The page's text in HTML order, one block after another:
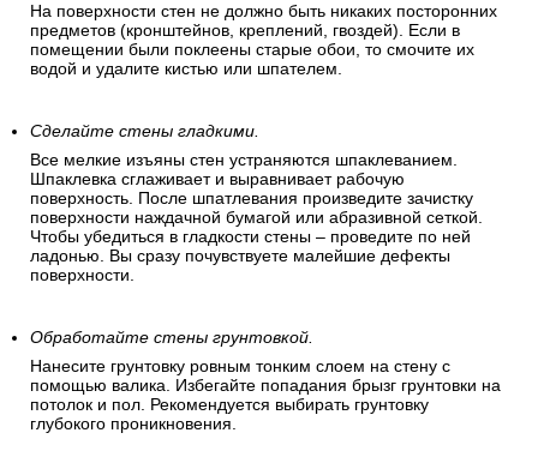
На поверхности стен не должно быть никаких посторонних
предметов (кронштейнов, креплений, гвоздей). Если в
помещении были поклеены старые обои, то смочите их
водой и удалите кистью или шпателем.
Сделайте стены гладкими.
Все мелкие изъяны стен устраняются шпаклеванием.
Шпаклевка сглаживает и выравнивает рабочую
поверхность. После шпатлевания произведите зачистку
поверхности наждачной бумагой или абразивной сеткой.
Чтобы убедиться в гладкости стены – проведите по ней
ладонью. Вы сразу почувствуете малейшие дефекты
поверхности.
Обработайте стены грунтовкой.
Нанесите грунтовку ровным тонким слоем на стену с
помощью валика. Избегайте попадания брызг грунтовки на
потолок и пол. Рекомендуется выбирать грунтовку
глубокого проникновения.